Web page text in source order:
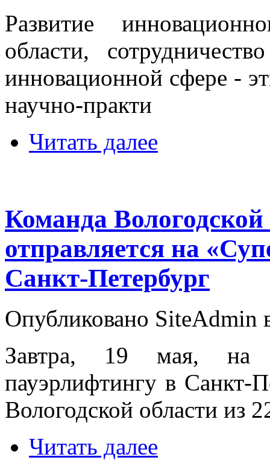
Развитие
области,
инновационной сфере -
научно-практи
Читать далее
Команда
отправляется на
Санкт-Петербург
Опубликовано SiteAdmin
Завтра, 19 мая, на
пауэрлифтингу в Санкт-
Вологодской области из
Читать далее